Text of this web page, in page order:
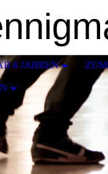
8 JAHREN